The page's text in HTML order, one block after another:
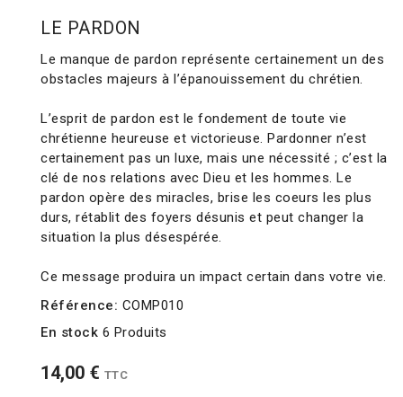
LE PARDON
Le manque de pardon représente certainement un des
obstacles majeurs à l’épanouissement du chrétien.
L’esprit de pardon est le fondement de toute vie
chrétienne heureuse et victorieuse. Pardonner n’est
certainement pas un luxe, mais une nécessité ; c’est la
clé de nos relations avec Dieu et les hommes. Le
pardon opère des miracles, brise les coeurs les plus
durs, rétablit des foyers désunis et peut changer la
situation la plus désespérée.
Ce message produira un impact certain dans votre vie.
Référence: COMP010
En stock 6 Produits
14,00 € TTC